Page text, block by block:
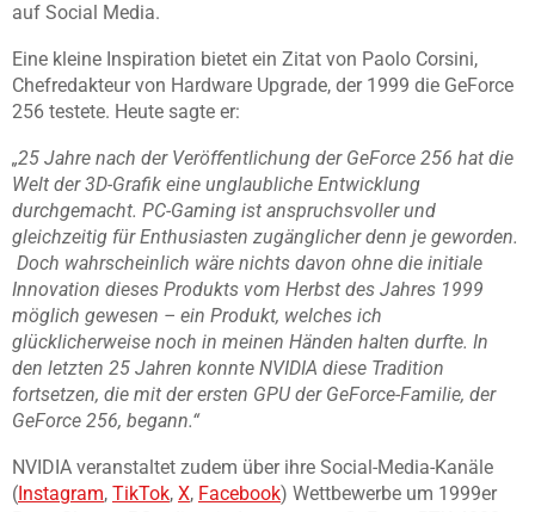
auf Social Media.
Eine kleine Inspiration bietet ein Zitat von Paolo Corsini,
Chefredakteur von Hardware Upgrade, der 1999 die GeForce
256 testete. Heute sagte er:
„25 Jahre nach der Veröffentlichung der GeForce 256 hat die
Welt der 3D-Grafik eine unglaubliche Entwicklung
durchgemacht. PC-Gaming ist anspruchsvoller und
gleichzeitig für Enthusiasten zugänglicher denn je geworden.
Doch wahrscheinlich wäre nichts davon ohne die initiale
Innovation dieses Produkts vom Herbst des Jahres 1999
möglich gewesen – ein Produkt, welches ich
glücklicherweise noch in meinen Händen halten durfte. In
den letzten 25 Jahren konnte NVIDIA diese Tradition
fortsetzen, die mit der ersten GPU der GeForce-Familie, der
GeForce 256, begann.“
NVIDIA veranstaltet zudem über ihre Social-Media-Kanäle
( Instagram, TikTok, X, Facebook) Wettbewerbe um 1999er